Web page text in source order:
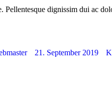
dignissim dui ac
21. September 2019